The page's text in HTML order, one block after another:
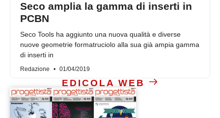
Seco amplia la gamma di inserti in
PCBN
Seco Tools ha aggiunto una nuova qualità e diverse
nuove geometrie formatruciolo alla sua già ampia gamma
di inserti in
Redazione 01/04/2019
EDICOLA WEB